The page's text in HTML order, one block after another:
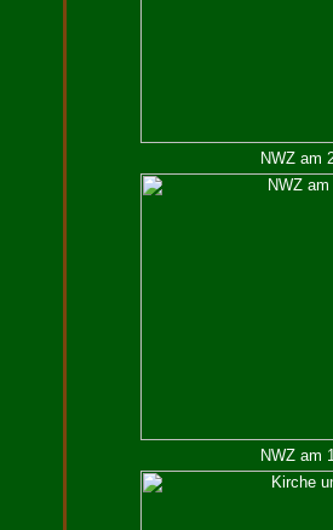
NWZ am
NWZ am